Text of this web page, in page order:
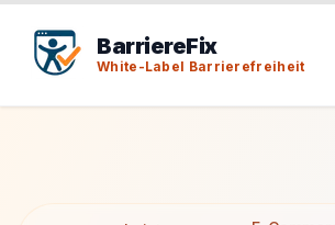
BarriereFix
White-Label Barrierefreiheit